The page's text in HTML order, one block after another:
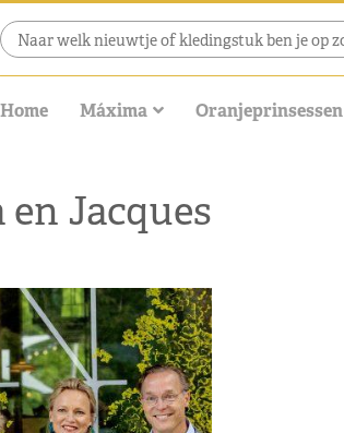
Home Máxima Oranjeprinsessen
Jacques